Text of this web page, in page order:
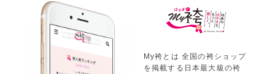
My袴とは 全国の袴ショップ
を掲載する日本最大級の袴